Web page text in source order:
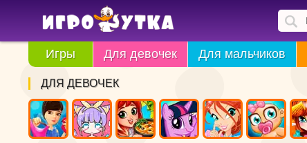
Игры Для девочек Для мальчиков
ДЛЯ ДЕВОЧЕК